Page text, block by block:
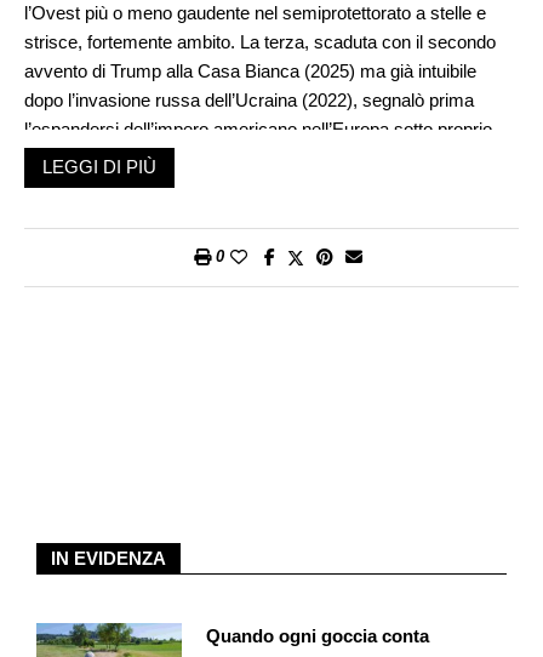
l’Ovest più o meno gaudente nel semiprotettorato a stelle e
strisce, fortemente ambito. La terza, scaduta con il secondo
avvento di Trump alla Casa Bianca (2025) ma già intuibile
dopo l’invasione russa dell’Ucraina (2022), segnalò prima
l’espandersi dell’impero americano nell’Europa sotto proprio
intero controllo, la cui crisi di sovraestensione ha appena
inaugurato la quarta. Eccoci nella caotica Europa post-
(vendette di Israele dopo il 7 ottobre), fuori controllo.
La novità è appunto la morte cerebrale del sistema
LEGGI DI PIÙ
0
IN EVIDENZA
Quando ogni goccia conta